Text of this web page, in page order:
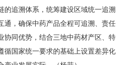
的追溯体系，统筹建设区域统一追溯
通，确保中药产品全程可追溯、责任
协同优势，结合三地中药材产区、特
循国家统一要求的基础上设置差异化